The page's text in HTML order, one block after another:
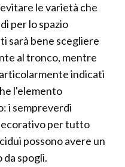
le varietà che
per lo spazio
sarà bene scegliere
al tronco, mentre
indicati
l'elemento
i sempreverdi
per tutto
possono avere un
spogli.